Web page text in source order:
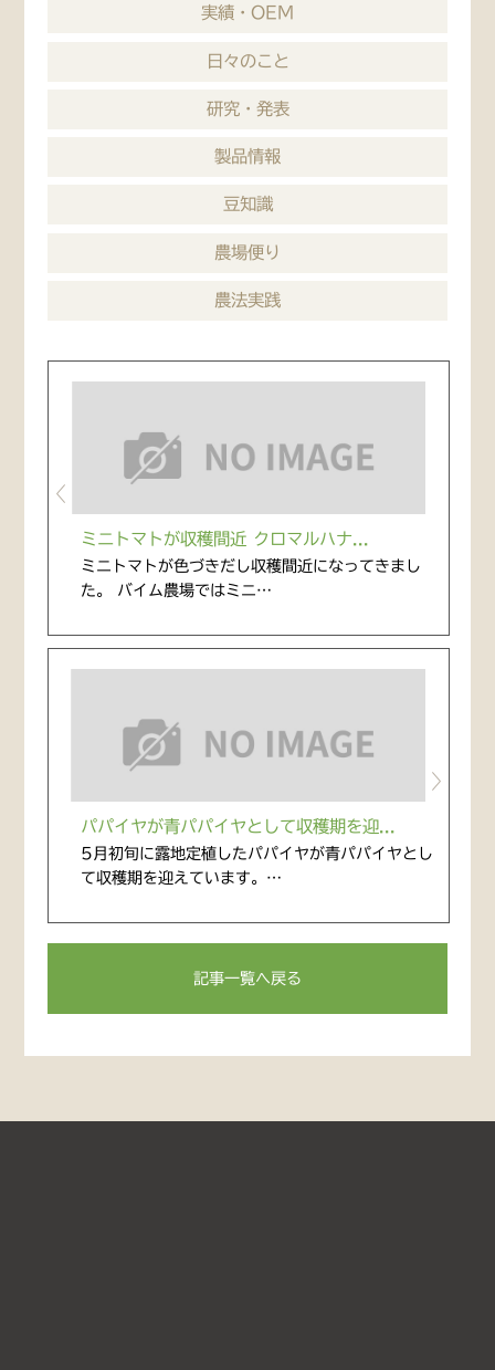
実績・OEM
日々のこと
研究・発表
製品情報
豆知識
農場便り
農法実践
ミニトマトが収穫間近 クロマルハナ...
ミニトマトが色づきだし収穫間近になってきまし
た。 バイム農場ではミニ…
パパイヤが青パパイヤとして収穫期を迎...
5月初旬に露地定植したパパイヤが青パパイヤとし
て収穫期を迎えています。…
記事一覧へ戻る